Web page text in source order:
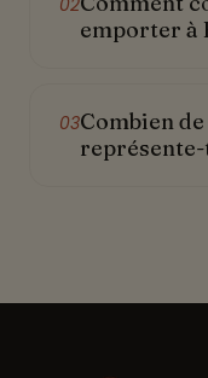
emporter à
03Combien